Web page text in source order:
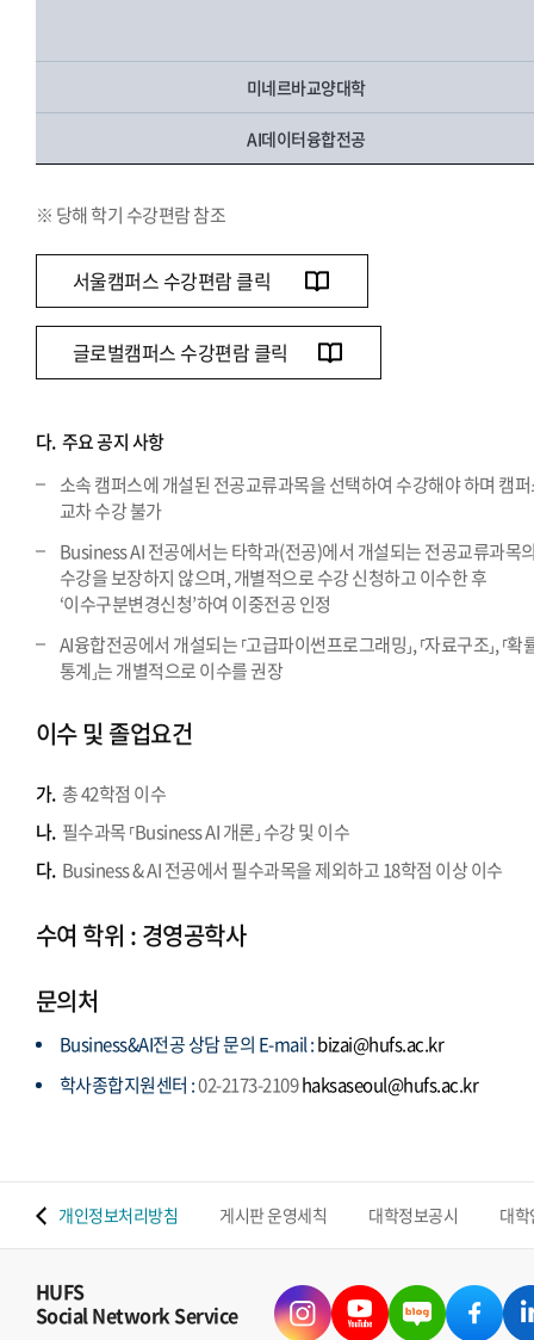
미네르바교양대학
AI데이터융합전공
※ 당해 학기 수강편람 참조
서울캠퍼스 수강편람 클릭
글로벌캠퍼스 수강편람 클릭
다. 주요 공지 사항
소속 캠퍼스에 개설된 전공교류과목을 선택하여 수강해야 하며 캠
교차 수강 불가
Business AI 전공에서는 타학과(전공)에서 개설되는 전공교류과목
수강을 보장하지 않으며, 개별적으로 수강 신청하고 이수한 후
‘이수구분변경신청’하여 이중전공 인정
AI융합전공에서 개설되는 ⸢고급파이썬프로그래밍⸥, ⸢자료구조⸥, ⸢확
통계⸥는 개별적으로 이수를 권장
이수 및 졸업요건
가. 총 42학점 이수
나. 필수과목 ⸢Business AI 개론⸥ 수강 및 이수
다. Business & AI 전공에서 필수과목을 제외하고 18학점 이상 이수
수여 학위 : 경영공학사
문의처
Business&AI전공 상담 문의 E-mail :bizai@hufs.ac.kr
학사종합지원센터 :02-2173-2109haksaseoul@hufs.ac.kr
개인정보처리방침 게시판 운영세칙 대학정보공시 대
HUFS
Social Network Service